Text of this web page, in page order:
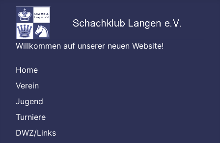
Willkommen auf unserer neuen Website!
Home
Verein
Jugend
Turniere
DWZ/Links